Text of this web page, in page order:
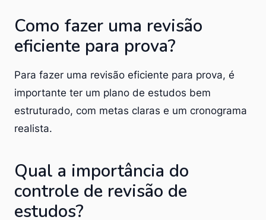
Como fazer uma revisão
eficiente para prova?
Para fazer uma revisão eficiente para prova, é
importante ter um plano de estudos bem
estruturado, com metas claras e um cronograma
realista.
Qual a importância do
controle de revisão de
estudos?